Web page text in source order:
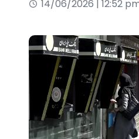
14/06/2026 | 12:52